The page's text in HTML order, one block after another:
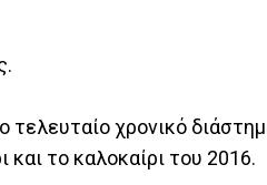
χρονικό
το καλοκαίρι του 2016.